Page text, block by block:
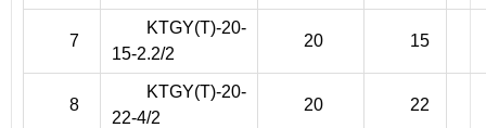
7
KTGY(T)-20-
15-2.2/2
20 15
8
KTGY(T)-20-
22-4/2
20 22